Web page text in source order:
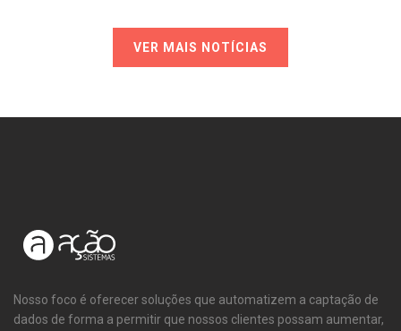
VER MAIS NOTÍCIAS
Nosso foco é oferecer soluções que automatizem a captação de
dados de forma a permitir que nossos clientes possam aumentar,